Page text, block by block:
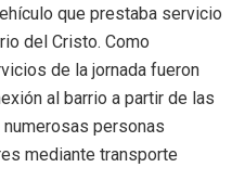
que prestaba servicio
del Cristo. Como
de la jornada fueron
al barrio a partir de las
personas
mediante transporte